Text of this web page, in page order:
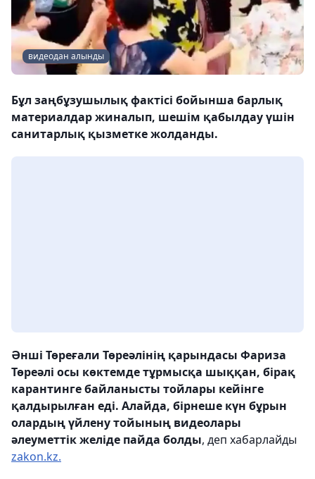
видеодан алынды
Бұл заңбұзушылық фактісі бойынша барлық
материалдар жиналып, шешім қабылдау үшін
санитарлық қызметке жолданды.
Әнші Төреғали Төреәлінің қарындасы Фариза
Төреәлі осы көктемде тұрмысқа шыққан, бірақ
карантинге байланысты тойлары кейінге
қалдырылған еді. Алайда, бірнеше күн бұрын
олардың үйлену тойының видеолары
әлеуметтік желіде пайда болды, деп хабарлайды
zakon.kz.